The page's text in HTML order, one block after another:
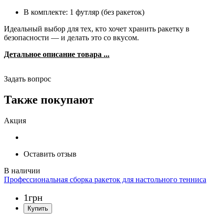
В комплекте: 1 футляр (без ракеток)
Идеальный выбор для тех, кто хочет хранить ракетку в
безопасности — и делать это со вкусом.
Детальное описание товара ...
Задать вопрос
Также покупают
Акция
Оставить отзыв
Профессиональная сборка ракеток для настольного тенниса
1грн